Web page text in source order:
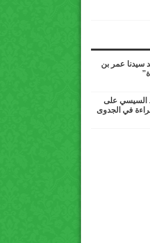
سيدنا عمر بن
.. السيسي على
في الجدوى